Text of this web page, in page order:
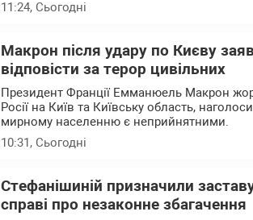
11:24, Сьогодні
Макрон після удару по Києву
відповісти за терор цивільних
Президент Франції Емманюель Макрон
Росії на Київ та Київську область,
мирному населенню є неприйнятними.
10:31, Сьогодні
Стефанішиній призначили
справі про незаконне збагачення